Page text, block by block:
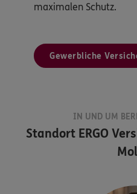
maximalen Schutz.
Gewerbliche
IN UND UM
Standort ERGO